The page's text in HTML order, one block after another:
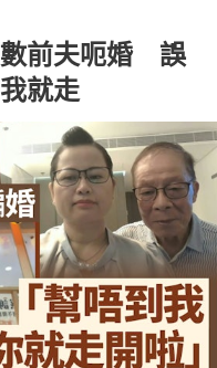
數前夫呃婚 誤
就走